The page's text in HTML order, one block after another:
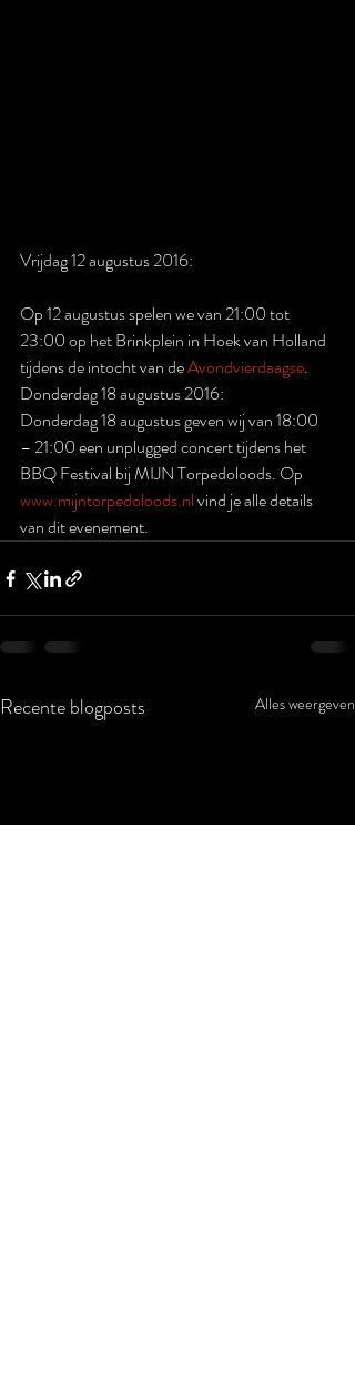
Vrijdag 12 augustus 2016:
Op 12 augustus spelen we van 21:00 tot
23:00 op het Brinkplein in Hoek van Holland
tijdens de intocht van de Avondvierdaagse.
Donderdag 18 augustus 2016:
Donderdag 18 augustus geven wij van 18:00
– 21:00 een unplugged concert tijdens het
BBQ Festival bij MIJN Torpedoloods. Op
www.mijntorpedoloods.nl vind je alle details
van dit evenement.
Recente blogposts Alles weergeven